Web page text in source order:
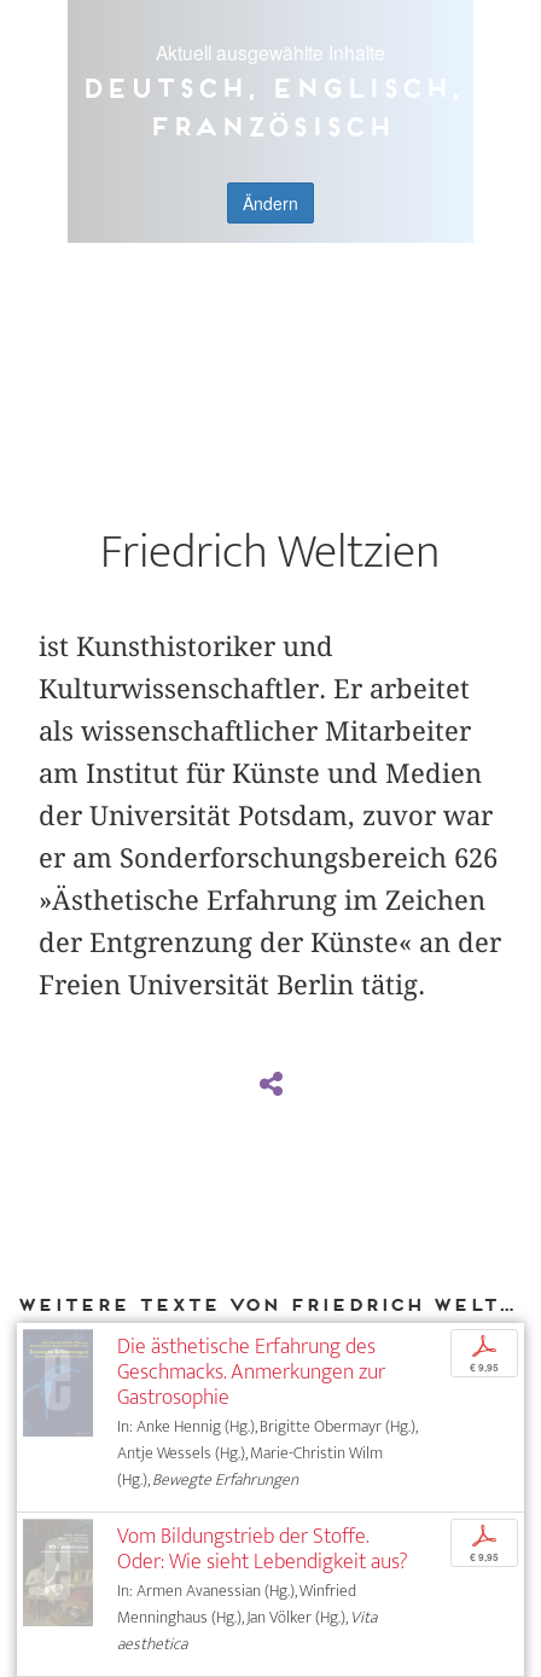
Aktuell ausgewählte Inhalte
Deutsch, Englisch,
Französisch
Ändern
Friedrich Weltzien
ist Kunsthistoriker und
Kulturwissenschaftler. Er arbeitet
als wissenschaftlicher Mitarbeiter
am Institut für Künste und Medien
der Universität Potsdam, zuvor war
er am Sonderforschungsbereich 626
»Ästhetische Erfahrung im Zeichen
der Entgrenzung der Künste« an der
Freien Universität Berlin tätig.
Weitere Texte von Friedrich Weltzien bei DIAPHANES
Die ästhetische Erfahrung des
Geschmacks. Anmerkungen zur
Gastrosophie
In: Anke Hennig (Hg.), Brigitte Obermayr (Hg.),
Antje Wessels (Hg.), Marie-Christin Wilm
(Hg.),Bewegte Erfahrungen
p
€ 9,95
Vom Bildungstrieb der Stoffe.
Oder: Wie sieht Lebendigkeit aus?
In: Armen Avanessian (Hg.), Winfried
Menninghaus (Hg.), Jan Völker (Hg.),Vita
aesthetica
p
€ 9,95